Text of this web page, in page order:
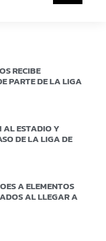
RECIBE
PARTE DE LA LIGA
AL ESTADIO Y
DE LA LIGA DE
A ELEMENTOS
AL LLEGAR A